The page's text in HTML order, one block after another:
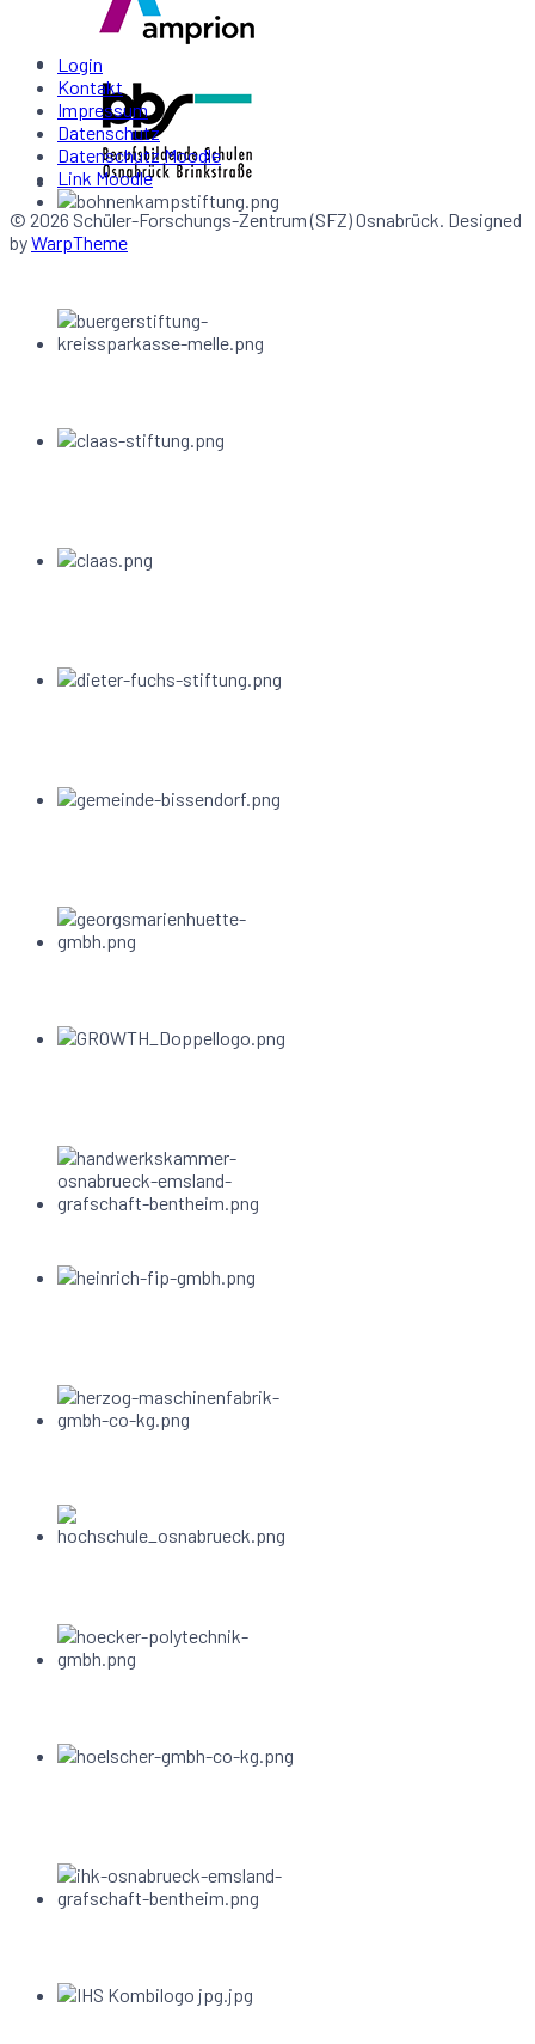
Login
Kontakt
Impressum
Datenschutz
Datenschutz Moodle
Link Moodle
© 2026 Schüler-Forschungs-Zentrum (SFZ) Osnabrück. Designed
byWarpTheme